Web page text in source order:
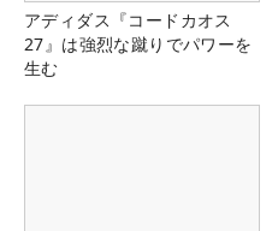
アディダス『コードカオス
27』は強烈な蹴りでパワーを
生む